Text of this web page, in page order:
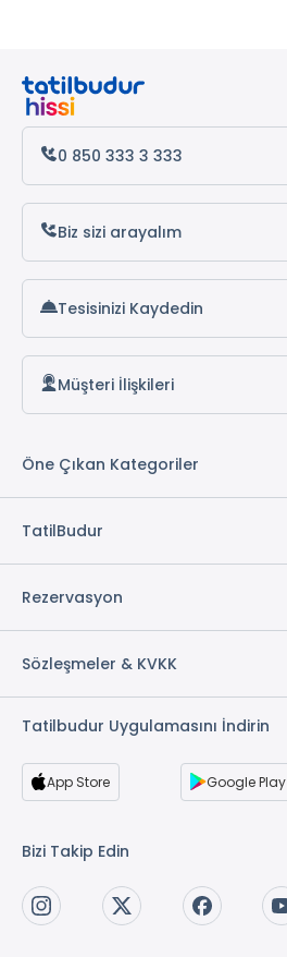
0 850 333 3 333
Biz sizi arayalım
Tesisinizi Kaydedin
Müşteri İlişkileri
Öne Çıkan Kategoriler
TatilBudur
Rezervasyon
Sözleşmeler & KVKK
Tatilbudur Uygulamasını İndirin
App Store Google Play
Bizi Takip Edin